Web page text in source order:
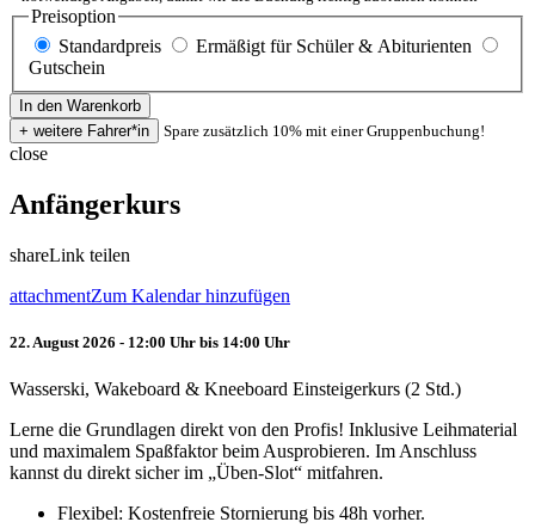
Preisoption
Standardpreis
Ermäßigt für Schüler & Abiturienten
Gutschein
Spare zusätzlich 10% mit einer Gruppenbuchung!
close
Anfängerkurs
shareLink teilen
attachmentZum Kalendar hinzufügen
22. August 2026 - 12:00 Uhr bis 14:00 Uhr
Wasserski, Wakeboard & Kneeboard Einsteigerkurs (2 Std.)
Lerne die Grundlagen direkt von den Profis! Inklusive Leihmaterial
und maximalem Spaßfaktor beim Ausprobieren. Im Anschluss
kannst du direkt sicher im „Üben-Slot“ mitfahren.
Flexibel: Kostenfreie Stornierung bis 48h vorher.